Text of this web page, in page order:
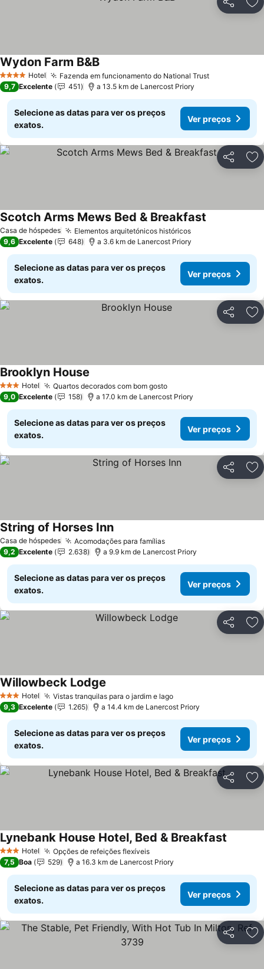
Partilhar
4 EstrelasHotel Fazenda em funcionamento do National Trust
Wydon Farm B&B
9,7 Excelente 451 a 13.5 km de Lanercost Priory
Selecione as datas para ver os preços
exatos.
Ver preços
Partilhar
Casa de hóspedes Elementos arquitetónicos históricos
Scotch Arms Mews Bed & Breakfast
9,6 Excelente 648 a 3.6 km de Lanercost Priory
Selecione as datas para ver os preços
exatos.
Ver preços
Partilhar
3 EstrelasHotel Quartos decorados com bom gosto
Brooklyn House
9,0 Excelente 158 a 17.0 km de Lanercost Priory
Selecione as datas para ver os preços
exatos.
Ver preços
Partilhar
Casa de hóspedes Acomodações para famílias
String of Horses Inn
9,2 Excelente 2.638 a 9.9 km de Lanercost Priory
Selecione as datas para ver os preços
exatos.
Ver preços
Partilhar
3 EstrelasHotel Vistas tranquilas para o jardim e lago
Willowbeck Lodge
9,3 Excelente 1.265 a 14.4 km de Lanercost Priory
Selecione as datas para ver os preços
exatos.
Ver preços
Partilhar
3 EstrelasHotel Opções de refeições flexíveis
Lynebank House Hotel, Bed & Breakfast
7,5 Boa 529 a 16.3 km de Lanercost Priory
Selecione as datas para ver os preços
exatos.
Ver preços
Partilhar